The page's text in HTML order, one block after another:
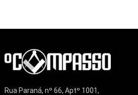
Rua Paraná, nº 66, Aptº 1001,